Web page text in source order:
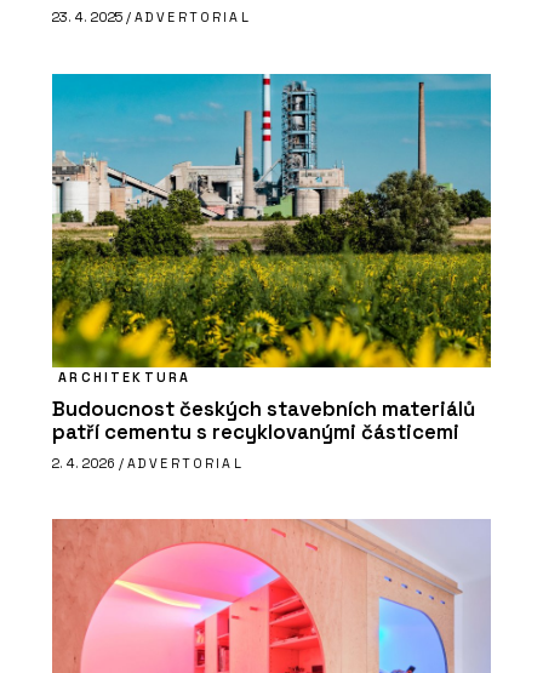
23. 4. 2025 / ADVERTORIAL
ARCHITEKTURA
Budoucnost českých stavebních materiálů
patří cementu s recyklovanými částicemi
2. 4. 2026 / ADVERTORIAL